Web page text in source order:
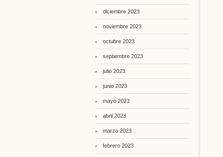
diciembre 2023
noviembre 2023
octubre 2023
septiembre 2023
julio 2023
junio 2023
mayo 2023
abril 2023
marzo 2023
febrero 2023